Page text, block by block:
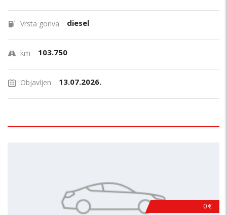
Vrsta goriva diesel
km 103.750
Objavljen 13.07.2026.
0 €